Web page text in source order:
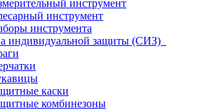
инструмент
инструмент
инструмента
индивидуальной защиты (СИЗ)
каски
комбинезоны